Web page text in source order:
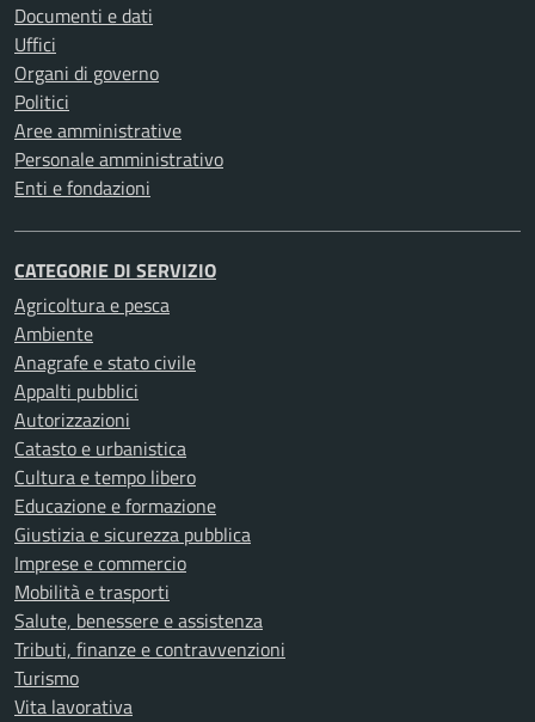
Documenti e dati
Uffici
Organi di governo
Politici
Aree amministrative
Personale amministrativo
Enti e fondazioni
CATEGORIE DI SERVIZIO
Agricoltura e pesca
Ambiente
Anagrafe e stato civile
Appalti pubblici
Autorizzazioni
Catasto e urbanistica
Cultura e tempo libero
Educazione e formazione
Giustizia e sicurezza pubblica
Imprese e commercio
Mobilità e trasporti
Salute, benessere e assistenza
Tributi, finanze e contravvenzioni
Turismo
Vita lavorativa